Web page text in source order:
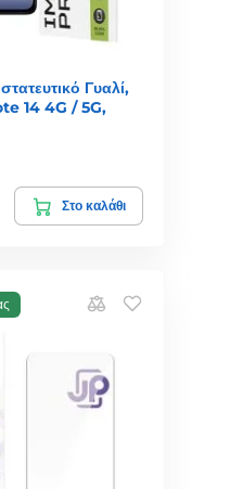
Γυαλί,
14 4G / 5G,
Στο καλάθι